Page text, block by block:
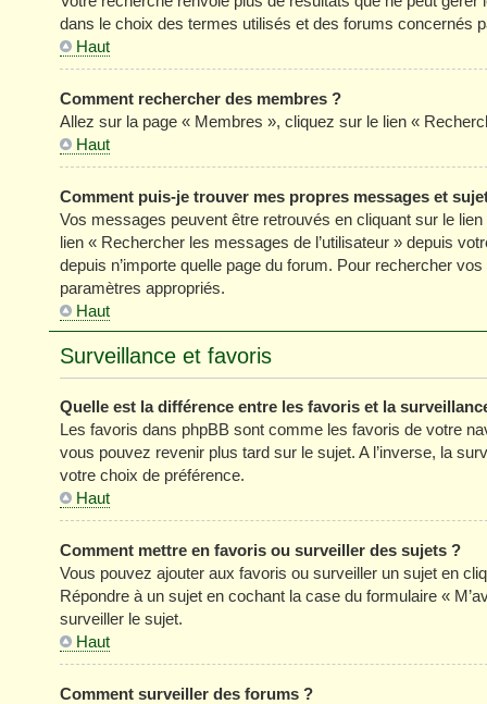
dans le choix des termes utilisés et des forums concernés
Haut
Comment rechercher des membres ?
Allez sur la page « Membres », cliquez sur le lien «
Haut
Comment puis-je trouver mes propres messages et
Vos messages peuvent être retrouvés en cliquant sur le
lien « Rechercher les messages de l’utilisateur » depuis
depuis n’importe quelle page du forum. Pour rechercher
paramètres appropriés.
Haut
Surveillance et favoris
Quelle est la différence entre les favoris et la
Les favoris dans phpBB sont comme les favoris de votre
vous pouvez revenir plus tard sur le sujet. A l’inverse, la
votre choix de préférence.
Haut
Comment mettre en favoris ou surveiller des sujets ?
Vous pouvez ajouter aux favoris ou surveiller un sujet en
Répondre à un sujet en cochant la case du formulaire «
surveiller le sujet.
Haut
Comment surveiller des forums ?